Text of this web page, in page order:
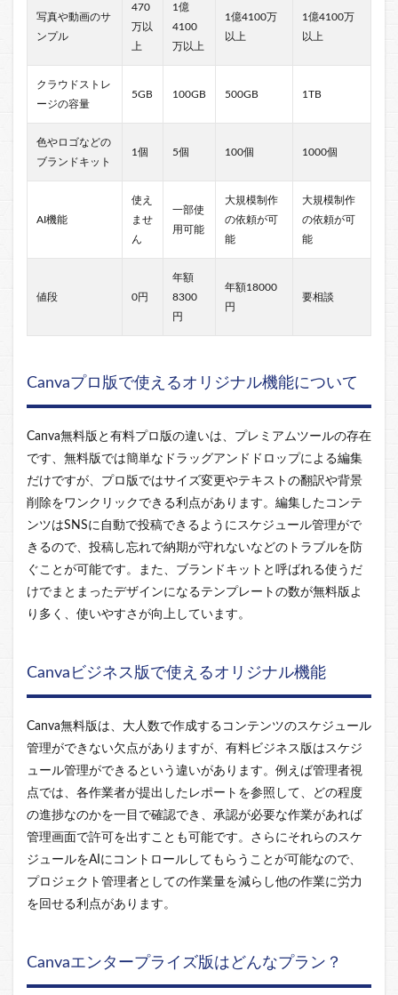
写真や動画のサ
ンプル
470
万以
上
1億
4100
万以上
1億4100万
以上
1億4100万
以上
クラウドストレ
ージの容量
5GB 100GB 500GB 1TB
色やロゴなどの
ブランドキット
1個 5個 100個 1000個
AI機能
使え
ませ
ん
一部使
用可能
大規模制作
の依頼が可
能
大規模制作
の依頼が可
能
値段 0円
年額
8300
円
年額18000
円
要相談
Canvaプロ版で使えるオリジナル機能について
Canva無料版と有料プロ版の違いは、プレミアムツールの存在
です、無料版では簡単なドラッグアンドドロップによる編集
だけですが、プロ版ではサイズ変更やテキストの翻訳や背景
削除をワンクリックできる利点があります。編集したコンテ
ンツはSNSに自動で投稿できるようにスケジュール管理がで
きるので、投稿し忘れで納期が守れないなどのトラブルを防
ぐことが可能です。また、ブランドキットと呼ばれる使うだ
けでまとまったデザインになるテンプレートの数が無料版よ
り多く、使いやすさが向上しています。
Canvaビジネス版で使えるオリジナル機能
Canva無料版は、大人数で作成するコンテンツのスケジュール
管理ができない欠点がありますが、有料ビジネス版はスケジ
ュール管理ができるという違いがあります。例えば管理者視
点では、各作業者が提出したレポートを参照して、どの程度
の進捗なのかを一目で確認でき、承認が必要な作業があれば
管理画面で許可を出すことも可能です。さらにそれらのスケ
ジュールをAIにコントロールしてもらうことが可能なので、
プロジェクト管理者としての作業量を減らし他の作業に労力
を回せる利点があります。
Canvaエンタープライズ版はどんなプラン？